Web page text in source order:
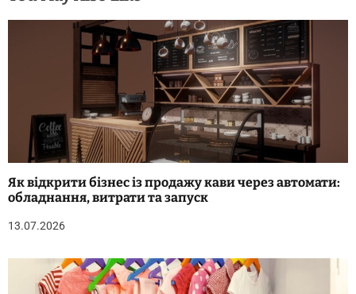
Як відкрити бізнес із продажу кави через автомати:
обладнання, витрати та запуск
13.07.2026